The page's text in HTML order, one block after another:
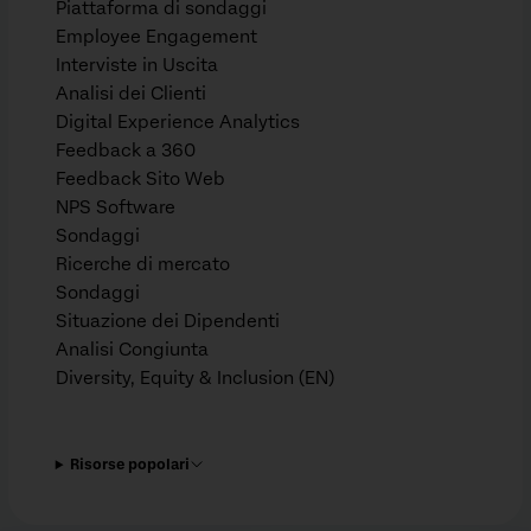
Piattaforma di sondaggi
Employee Engagement
Interviste in Uscita
Analisi dei Clienti
Digital Experience Analytics
Feedback a 360
Feedback Sito Web
NPS Software
Sondaggi
Ricerche di mercato
Sondaggi
Situazione dei Dipendenti
Analisi Congiunta
Diversity, Equity & Inclusion (EN)
Risorse popolari